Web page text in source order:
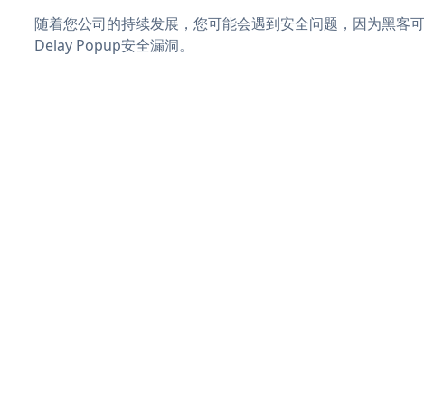
随着您公司的持续发展，您可能会遇到安全问题，因为黑客
Delay Popup安全漏洞。